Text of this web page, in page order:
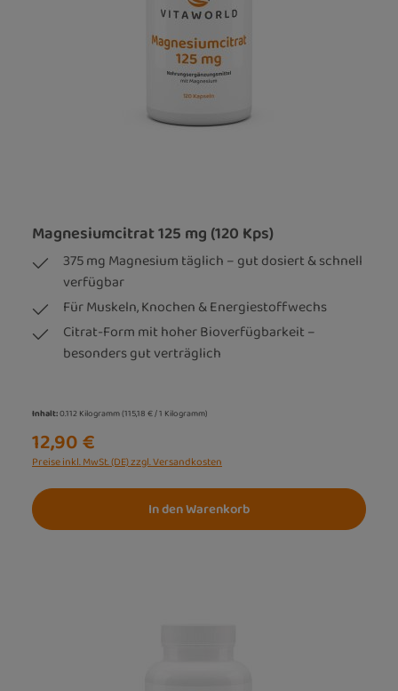
Magnesiumcitrat 125 mg (120 Kps)
375 mg Magnesium täglich – gut dosiert & schnell
verfügbar
Für Muskeln, Knochen & Energiestoffwechs
Citrat-Form mit hoher Bioverfügbarkeit –
besonders gut verträglich
Inhalt:0.112 Kilogramm(115,18 € / 1 Kilogramm)
12,90 €
Preise inkl. MwSt. (DE) zzgl. Versandkosten
In den Warenkorb